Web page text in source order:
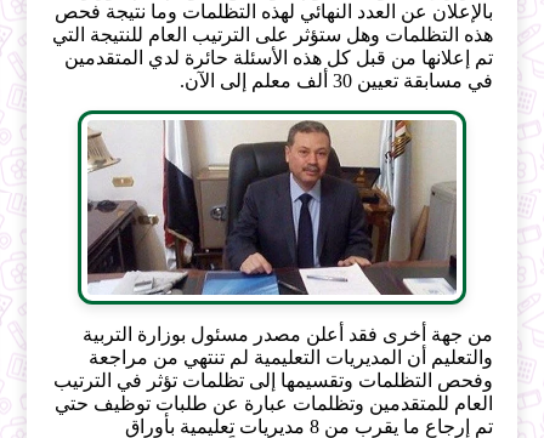
بالإعلان عن العدد النهائي لهذه التظلمات وما نتيجة فحص
هذه التظلمات وهل ستؤثر على الترتيب العام للنتيجة التي
تم إعلانها من قبل كل هذه الأسئلة حائرة لدي المتقدمين
في مسابقة تعيين 30 ألف معلم إلى الآن.
من جهة أخرى فقد أعلن مصدر مسئول بوزارة التربية
والتعليم أن المديريات التعليمية لم تنتهي من مراجعة
وفحص التظلمات وتقسيمها إلى تظلمات تؤثر في الترتيب
العام للمتقدمين وتظلمات عبارة عن طلبات توظيف حتي
تم إرجاع ما يقرب من 8 مديريات تعليمية بأوراق